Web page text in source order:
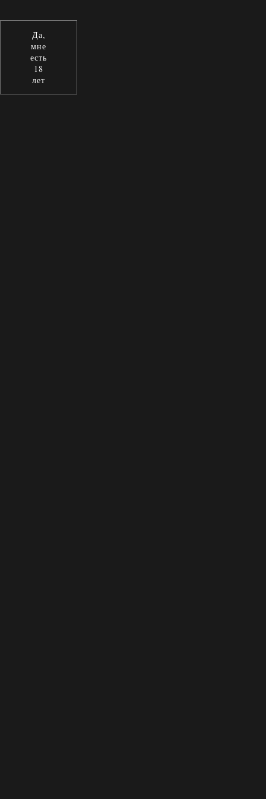
Да,
мне
есть
18
лет